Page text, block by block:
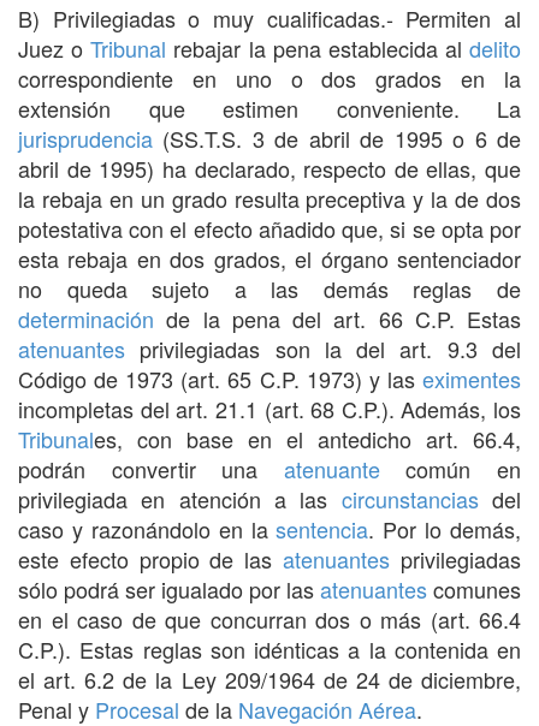
B) Privilegiadas o muy cualificadas.- Permiten al
Juez oTribunal rebajar la pena establecida al delito
correspondiente en uno o dos grados en la
extensión que estimen conveniente. La
jurisprudencia (SS.T.S. 3 de abril de 1995 o 6 de
abril de 1995) ha declarado, respecto de ellas, que
la rebaja en un grado resulta preceptiva y la de dos
potestativa con el efecto añadido que, si se opta por
esta rebaja en dos grados, el órgano sentenciador
no queda sujeto a las demás reglas de
determinación de la pena del art. 66 C.P. Estas
atenuantes privilegiadas son la del art. 9.3 del
Código de 1973 (art. 65 C.P. 1973) y las eximentes
incompletas del art. 21.1 (art. 68 C.P.). Además, los
Tribunales, con base en el antedicho art. 66.4,
podrán convertir una atenuantecomún en
privilegiada en atención a las circunstanciasdel
caso y razonándolo en lasentencia. Por lo demás,
este efecto propio de lasatenuantes privilegiadas
sólo podrá ser igualado por lasatenuantescomunes
en el caso de que concurran dos o más (art. 66.4
C.P.). Estas reglas son idénticas a la contenida en
el art. 6.2 de la Ley 209/1964 de 24 de diciembre,
Penal y Procesal de la Navegación Aérea.